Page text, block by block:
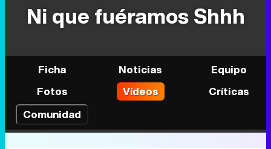
Ni que fuéramos Shhh
Ficha Noticias
Equipo
Fotos
Vídeos
Críticas
Comunidad